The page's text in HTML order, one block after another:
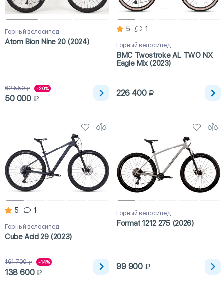
Горный велосипед
Atom Bion Nine 20 (2024)
62 550 -20%
50 000
5 1
Горный велосипед
BMC Twostroke AL TWO NX
Eagle Mix (2023)
226 400
5 1
Горный велосипед
Cube Acid 29 (2023)
161 700 -14%
138 600
Горный велосипед
Format 1212 27.5 (2026)
99 900